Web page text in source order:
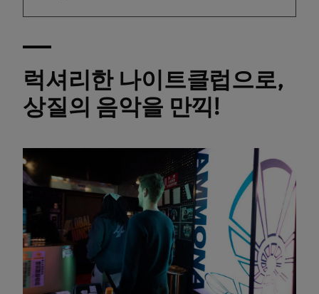
럭셔리한 나이트클럽으로,
상질의 음악을 만끽!